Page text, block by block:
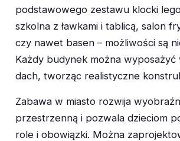
podstawowego zestawu klocki
szkolna z ławkami i tablicą, salon
czy nawet basen – możliwości są
Każdy budynek można
dach, tworząc realistyczne
Zabawa w miasto rozwija
przestrzenną i pozwala dzieciom
role i obowiązki. Można